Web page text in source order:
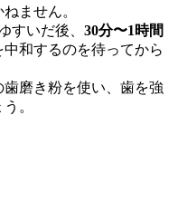
ません。
すいだ後、 30分〜1時間
中和するのを待ってから
歯磨き粉を使い、歯を強
。